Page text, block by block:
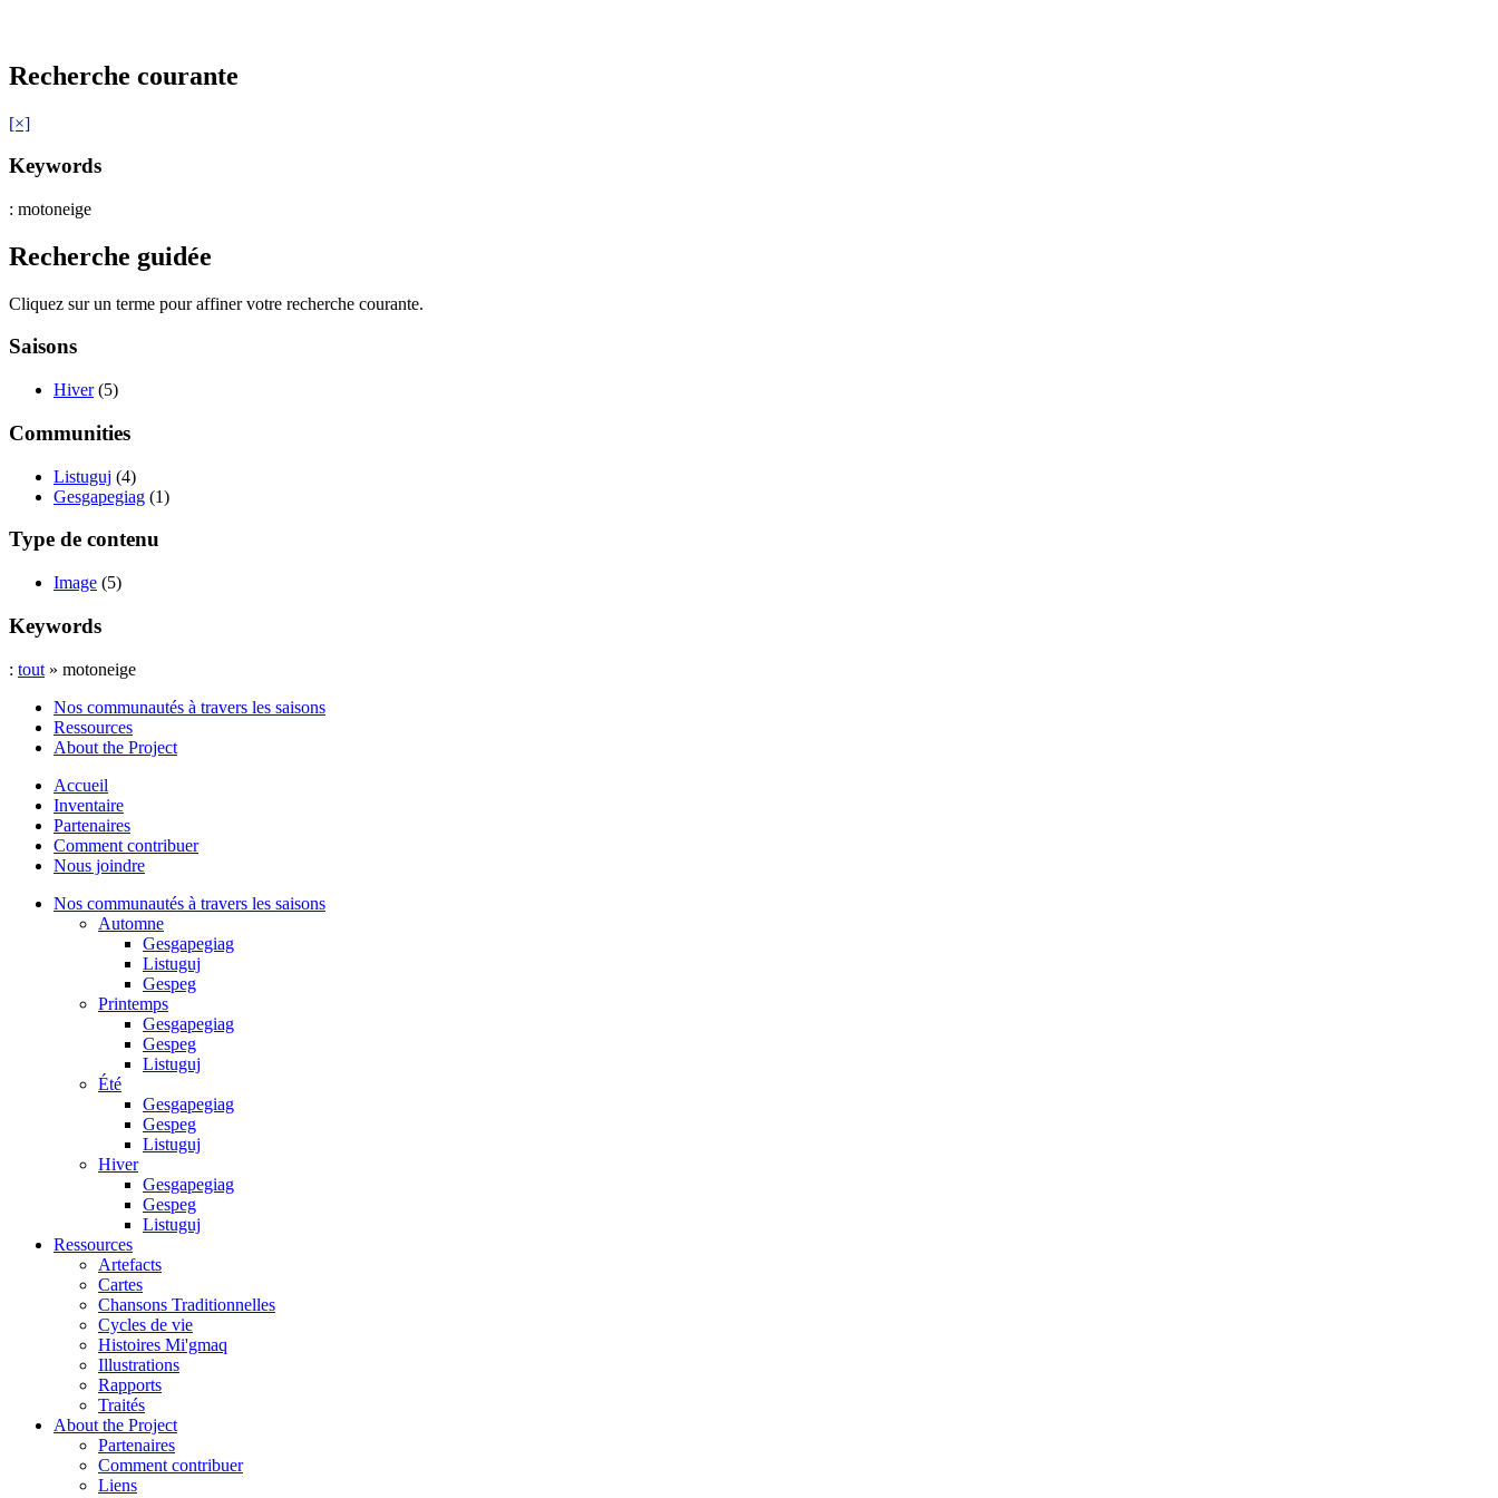
Recherche courante
[×]
Keywords
: motoneige
Recherche guidée
Cliquez sur un terme pour affiner votre recherche courante.
Saisons
Hiver(5)
Communities
Listuguj (4)
Gesgapegiag (1)
Type de contenu
Image (5)
Keywords
: tout » motoneige
Nos communautés à travers les saisons
Ressources
About the Project
Accueil
Inventaire
Partenaires
Comment contribuer
Nous joindre
Nos communautés à travers les saisons
Automne
Gesgapegiag
Listuguj
Gespeg
Printemps
Gesgapegiag
Gespeg
Listuguj
Été
Gesgapegiag
Gespeg
Listuguj
Hiver
Gesgapegiag
Gespeg
Listuguj
Ressources
Artefacts
Cartes
Chansons Traditionnelles
Cycles de vie
Histoires Mi'gmaq
Illustrations
Rapports
Traités
About the Project
Partenaires
Comment contribuer
Liens